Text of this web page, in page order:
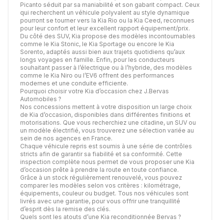
Picanto séduit par sa maniabilité et son gabarit compact. Ceux
qui recherchent un véhicule polyvalent au style dynamique
pourront se tourner vers la Kia Rio ou la Kia Ceed, reconnues
pour leur confort et leur excellent rapport équipement/prix.
Du côté des SUV, Kia propose des modèles incontournables
comme le Kia Stonic, le Kia Sportage ou encore le Kia
Sorento, adaptés aussi bien aux trajets quotidiens qu’aux
longs voyages en famille. Enfin, pour les conducteurs
souhaitant passer à l’électrique ou à l’hybride, des modèles
comme le Kia Niro ou l’EV6 offrent des performances
modernes et une conduite efficiente.
Pourquoi choisir votre Kia d’occasion chez J.Bervas
Automobiles ?
Nos concessions mettent à votre disposition un large choix
de Kia d’occasion, disponibles dans différentes finitions et
motorisations. Que vous recherchiez une citadine, un SUV ou
un modèle électrifié, vous trouverez une sélection variée au
sein de nos agences en France.
Chaque véhicule repris est soumis à une série de contrôles
stricts afin de garantir sa fiabilité et sa conformité. Cette
inspection complète nous permet de vous proposer une Kia
d’occasion prête à prendre la route en toute confiance.
Grâce à un stock régulièrement renouvelé, vous pouvez
comparer les modèles selon vos critères : kilométrage,
équipements, couleur ou budget. Tous nos véhicules sont
livrés avec une garantie, pour vous offrir une tranquillité
d’esprit dès la remise des clés.
Quels sont les atouts d’une Kia reconditionnée Bervas ?